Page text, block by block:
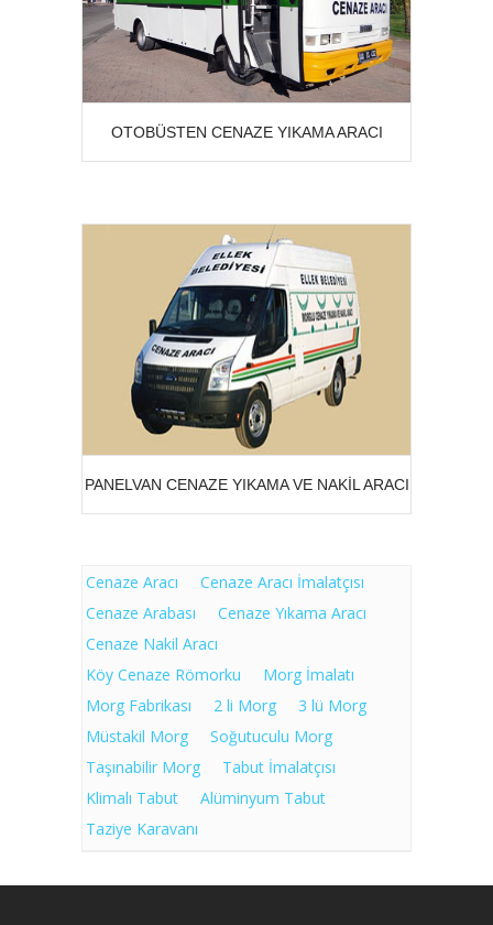
detay
OTOBÜSTEN CENAZE YIKAMA ARACI
detay
PANELVAN CENAZE YIKAMA VE NAKIL ARACI
Cenaze Aracı
Cenaze Aracı İmalatçısı
Cenaze Arabası
Cenaze Yıkama Aracı
Cenaze Nakil Aracı
Köy Cenaze Römorku
Morg İmalatı
Morg Fabrikası
2 li Morg
3 lü Morg
Müstakil Morg
Soğutuculu Morg
Taşınabilir Morg
Tabut İmalatçısı
Klimalı Tabut
Alüminyum Tabut
Taziye Karavanı